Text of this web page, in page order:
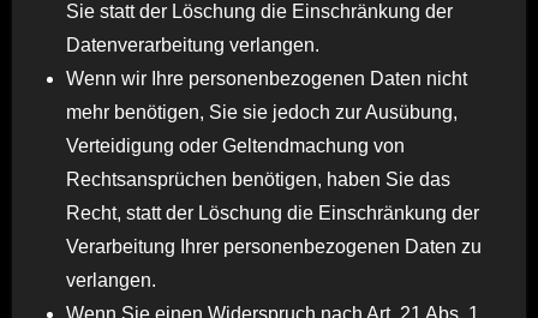
Sie statt der Löschung die Einschränkung der
Datenverarbeitung verlangen.
Wenn wir Ihre personenbezogenen Daten nicht
mehr benötigen, Sie sie jedoch zur Ausübung,
Verteidigung oder Geltendmachung von
Rechtsansprüchen benötigen, haben Sie das
Recht, statt der Löschung die Einschränkung der
Verarbeitung Ihrer personenbezogenen Daten zu
verlangen.
Wenn Sie einen Widerspruch nach Art. 21 Abs. 1